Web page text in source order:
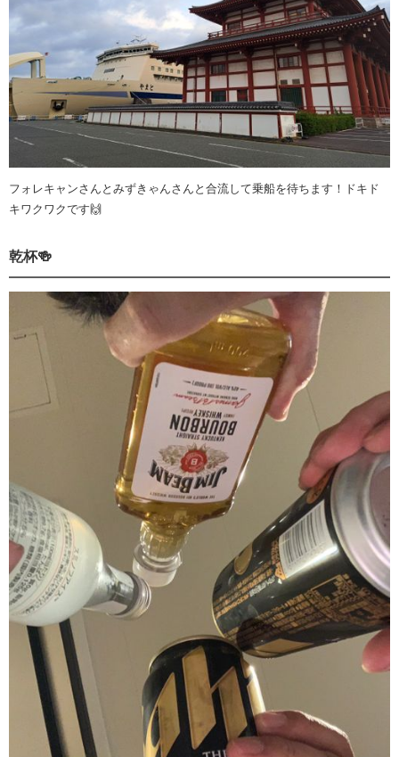
フォレキャンさんとみずきゃんさんと合流して乗船を待ちます！ドキド
キワクワクです🙌
乾杯🍻